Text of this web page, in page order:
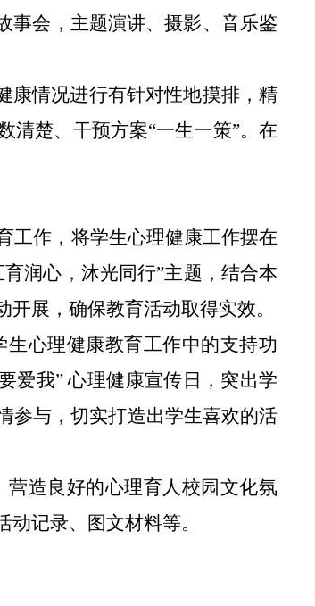
事会，主题演讲、摄影、音乐鉴
康情况进行有针对性地摸排，精
清楚、干预方案“一生一策”。在
工作，将学生心理健康工作摆在
育润心，沐光同行”主题，结合本
展，确保教育活动取得实效。
心理健康教育工作中的支持功
爱我” 心理健康宣传日，突出学
参与，切实打造出学生喜欢的活
造良好的心理育人校园文化氛
记录、图文材料等。